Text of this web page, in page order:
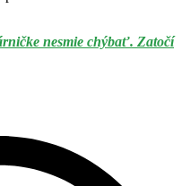
nesmie chýbať. Zatočí